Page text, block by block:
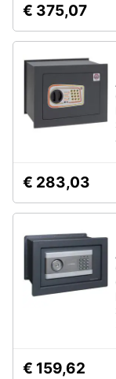
€ 375,07
€ 283,03
€ 159,62